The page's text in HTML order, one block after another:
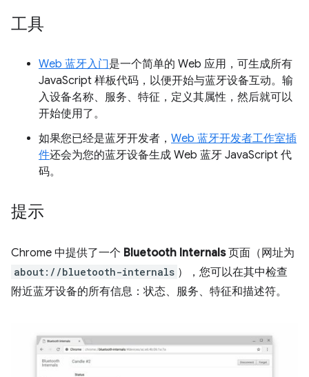
工具
Web 蓝牙入门是一个简单的 Web 应用，可生成所有
JavaScript 样板代码，以便开始与蓝牙设备互动。输
入设备名称、服务、特征，定义其属性，然后就可以
开始使用了。
如果您已经是蓝牙开发者， Web 蓝牙开发者工作室插
件还会为您的蓝牙设备生成 Web 蓝牙 JavaScript 代
码。
提示
Chrome 中提供了一个 Bluetooth Internals页面（网址为
about://bluetooth-internals ），您可以在其中检查
附近蓝牙设备的所有信息：状态、服务、特征和描述符。